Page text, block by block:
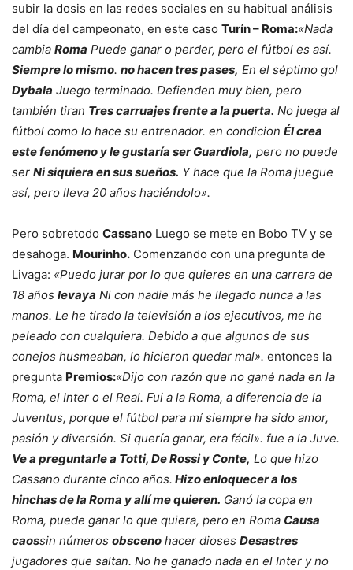
subir la dosis en las redes sociales en su habitual análisis
del día del campeonato, en este caso Turín – Roma:«Nada
cambia Roma Puede ganar o perder, pero el fútbol es así.
Siempre lo mismo. no hacen tres pases, En el séptimo gol
Dybala Juego terminado. Defienden muy bien, pero
también tiran Tres carruajes frente a la puerta. No juega al
fútbol como lo hace su entrenador. en condicion Él crea
este fenómeno y le gustaría ser Guardiola, pero no puede
ser Ni siquiera en sus sueños. Y hace que la Roma juegue
así, pero lleva 20 años haciéndolo».
Pero sobretodo Cassano Luego se mete en Bobo TV y se
desahoga. Mourinho. Comenzando con una pregunta de
Livaga: «Puedo jurar por lo que quieres en una carrera de
18 años levaya Ni con nadie más he llegado nunca a las
manos. Le he tirado la televisión a los ejecutivos, me he
peleado con cualquiera. Debido a que algunos de sus
conejos husmeaban, lo hicieron quedar mal». entonces la
pregunta Premios:«Dijo con razón que no gané nada en la
Roma, el Inter o el Real. Fui a la Roma, a diferencia de la
Juventus, porque el fútbol para mí siempre ha sido amor,
pasión y diversión. Si quería ganar, era fácil». fue a la Juve.
Ve a preguntarle a Totti, De Rossi y Conte, Lo que hizo
Cassano durante cinco años. Hizo enloquecer a los
hinchas de la Roma y allí me quieren. Ganó la copa en
Roma, puede ganar lo que quiera, pero en Roma Causa
caossin números obsceno hacer dioses Desastres
jugadores que saltan. No he ganado nada en el Inter y no